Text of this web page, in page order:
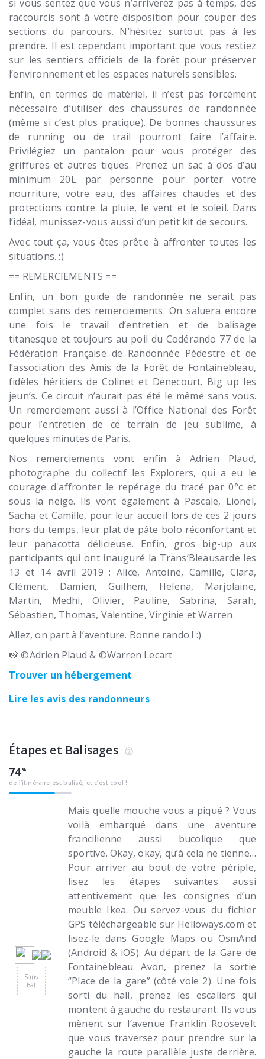
si vous sentez que vous n’arriverez pas à temps, des
raccourcis sont à votre disposition pour couper des
sections du parcours. N’hésitez surtout pas à les
prendre. Il est cependant important que vous restiez
sur les sentiers officiels de la forêt pour préserver
l’environnement et les espaces naturels sensibles.
Enfin, en termes de matériel, il n’est pas forcément
nécessaire d’utiliser des chaussures de randonnée
(même si c’est plus pratique). De bonnes chaussures
de running ou de trail pourront faire l’affaire.
Privilégiez un pantalon pour vous protéger des
griffures et autres tiques. Prenez un sac à dos d’au
minimum 20L par personne pour porter votre
nourriture, votre eau, des affaires chaudes et des
protections contre la pluie, le vent et le soleil. Dans
l’idéal, munissez-vous aussi d’un petit kit de secours.
Avec tout ça, vous êtes prêt.e à affronter toutes les
situations. :)
== REMERCIEMENTS ==
Enfin, un bon guide de randonnée ne serait pas
complet sans des remerciements. On saluera encore
une fois le travail d’entretien et de balisage
titanesque et toujours au poil du Codérando 77 de la
Fédération Française de Randonnée Pédestre et de
l’association des Amis de la Forêt de Fontainebleau,
fidèles héritiers de Colinet et Denecourt. Big up les
jeun’s. Ce circuit n’aurait pas été le même sans vous.
Un remerciement aussi à l’Office National des Forêt
pour l’entretien de ce terrain de jeu sublime, à
quelques minutes de Paris.
Nos remerciements vont enfin à Adrien Plaud,
photographe du collectif les Explorers, qui a eu le
courage d'affronter le repérage du tracé par 0°c et
sous la neige. Ils vont également à Pascale, Lionel,
Sacha et Camille, pour leur accueil lors de ces 2 jours
hors du temps, leur plat de pâte bolo réconfortant et
leur panacotta délicieuse. Enfin, gros big-up aux
participants qui ont inauguré la Trans’Bleausarde les
13 et 14 avril 2019 : Alice, Antoine, Camille, Clara,
Clément, Damien, Guilhem, Helena, Marjolaine,
Martin, Medhi, Olivier, Pauline, Sabrina, Sarah,
Sébastien, Thomas, Valentine, Virginie et Warren.
Allez, on part à l’aventure. Bonne rando ! :)
📸 ©Adrien Plaud & ©Warren Lecart
Trouver un hébergement
Lire les avis des randonneurs
Étapes et Balisages
74
de l’itinéraire est balisé, et c’est cool !
Sans
Bal.
Mais quelle mouche vous a piqué ? Vous
voilà embarqué dans une aventure
francilienne aussi bucolique que
sportive. Okay, okay, qu’à cela ne tienne…
Pour arriver au bout de votre périple,
lisez les étapes suivantes aussi
attentivement que les consignes d’un
meuble Ikea. Ou servez-vous du fichier
GPS téléchargeable sur Helloways.com et
lisez-le dans Google Maps ou OsmAnd
(Android & iOS). Au départ de la Gare de
Fontainebleau Avon, prenez la sortie
“Place de la gare” (côté voie 2). Une fois
sorti du hall, prenez les escaliers qui
montent à gauche du restaurant. Ils vous
mènent sur l’avenue Franklin Roosevelt
que vous traversez pour prendre sur la
gauche la route parallèle juste derrière.